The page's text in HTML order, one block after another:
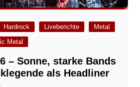
Hardrock Liveberichte
Metal
Metal
– Sonne, starke Bands
als Headliner